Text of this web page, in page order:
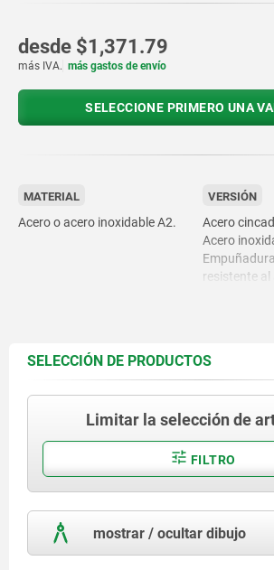
desde $1,371.79
más IVA. más gastos de envío
SELECCIONE PRIMERO UNA
MATERIAL
Acero o acero inoxidable A2.
VERSIÓN
Acero
Acero
resistente al
SELECCIÓN DE PRODUCTOS
Limitar la selección de
FILTRO
mostrar / ocultar dibujo